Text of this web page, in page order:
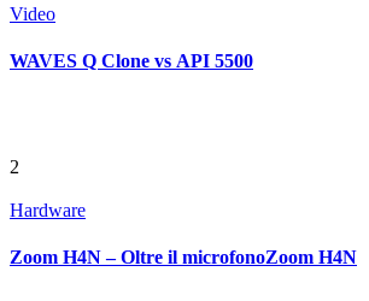
Video
WAVES Q Clone vs API 5500
2
Hardware
Zoom H4N – Oltre il microfonoZoom H4N